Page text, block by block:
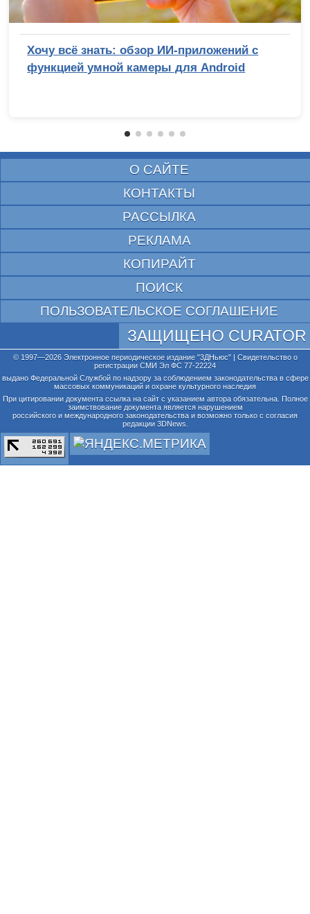
Хочу всё знать: обзор ИИ-приложений с
функцией умной камеры для Android
О САЙТЕ
КОНТАКТЫ
РАССЫЛКА
РЕКЛАМА
КОПИРАЙТ
ПОИСК
ПОЛЬЗОВАТЕЛЬСКОЕ СОГЛАШЕНИЕ
ЗАЩИЩЕНО CURATOR
© 1997—2026 Электронное периодическое издание "3ДНьюс" | Свидетельство о
регистрации СМИ Эл ФС 77-22224
выдано Федеральной Службой по надзору за соблюдением законодательства в сфере
массовых коммуникаций и охране культурного наследия
При цитировании документа ссылка на сайт с указанием автора обязательна. Полное
заимствование документа является нарушением
российского и международного законодательства и возможно только с согласия
редакции 3DNews.